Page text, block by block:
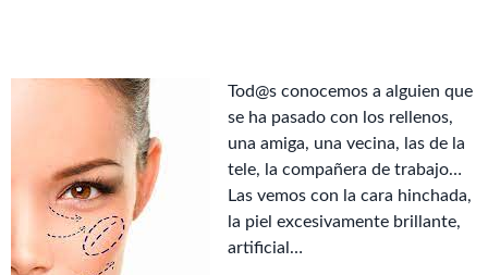
Tod@s conocemos a alguien que
se ha pasado con los rellenos,
una amiga, una vecina, las de la
tele, la compañera de trabajo…
Las vemos con la cara hinchada,
la piel excesivamente brillante,
artificial…